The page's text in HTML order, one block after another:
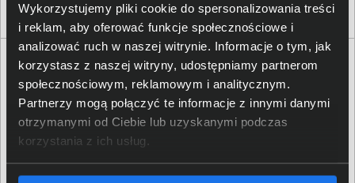
Wykorzystujemy pliki cookie do spersonalizowania treści
i reklam, aby oferować funkcje społecznościowe i
analizować ruch w naszej witrynie. Informacje o tym, jak
korzystasz z naszej witryny, udostępniamy partnerom
społecznościowym, reklamowym i analitycznym.
Partnerzy mogą połączyć te informacje z innymi danymi
otrzymanymi od Ciebie lub uzyskanymi podczas
korzystania z ich usług.
Opinie o produkcie
Oceń produkt
0/5 0 - ilość opinii o produkcie